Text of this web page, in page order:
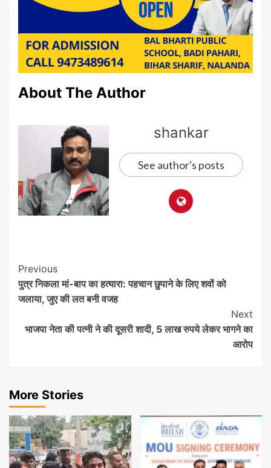
About The Author
shankar
See author's posts
Post
Navigation
Previous
पुत्र निकला मां-बाप का हत्यारा: पहचान छुपाने के लिए शवों को
जलाया, जुए की लत बनी वजह
Next
भाजपा नेता की पत्नी ने की दूसरी शादी, 5 लाख रुपये लेकर भागने का
आरोप
More Stories